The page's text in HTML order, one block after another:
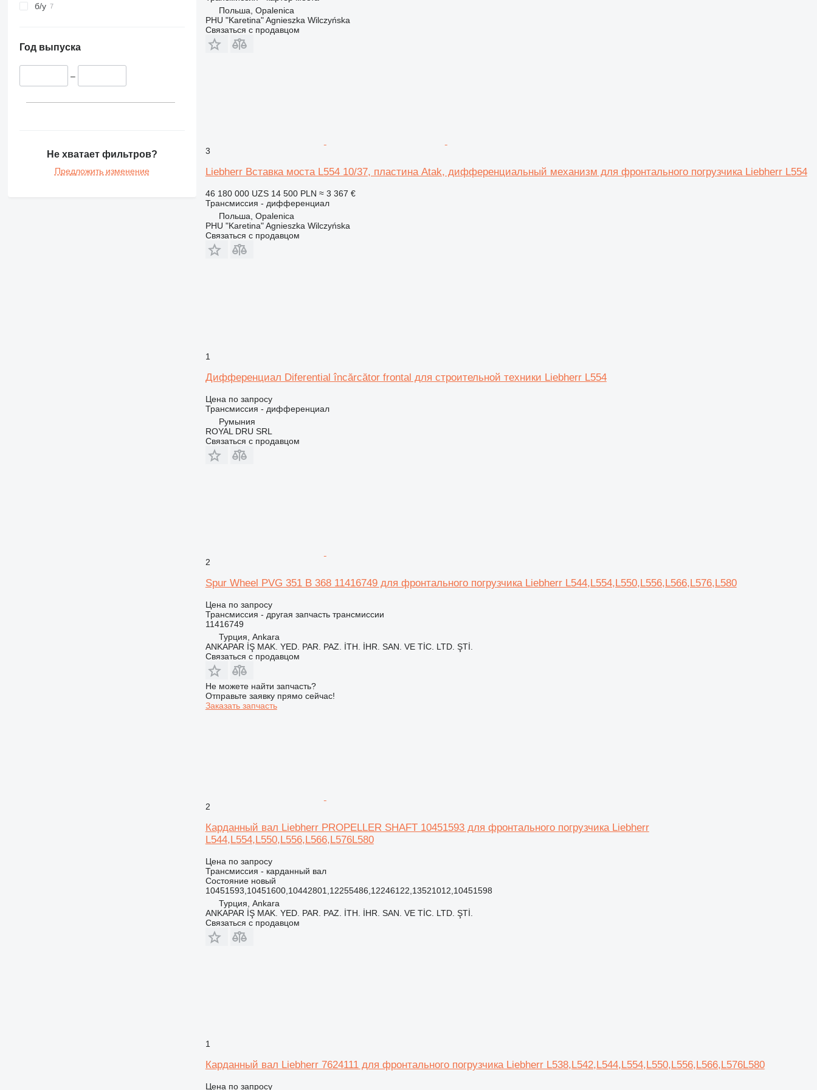
420
426
438
769
816
б/у
Год выпуска
–
Не хватает фильтров?
Предложить изменение
Польша, Opalenica
PHU "Karetina" Agnieszka Wilczyńska
Связаться с продавцом
3
Liebherr Вставка моста L554 10/37, пластина Atak, дифференциальный механизм для фронтального погрузчика Liebherr L554
46 180 000 UZS 14 500 PLN ≈ 3 367 €
Трансмиссия - дифференциал
Польша, Opalenica
PHU "Karetina" Agnieszka Wilczyńska
Связаться с продавцом
1
Дифференциал Diferential încărcător frontal для строительной техники Liebherr L554
Цена по запросу
Трансмиссия - дифференциал
Румыния
ROYAL DRU SRL
Связаться с продавцом
2
Spur Wheel PVG 351 B 368 11416749 для фронтального погрузчика Liebherr L544,L554,L550,L556,L566,L576,L580
Цена по запросу
Трансмиссия - другая запчасть трансмиссии
11416749
Турция, Ankara
ANKAPAR İŞ MAK. YED. PAR. PAZ. İTH. İHR. SAN. VE TİC. LTD. ŞTİ.
Связаться с продавцом
Не можете найти запчасть?
Отправьте заявку прямо сейчас!
Заказать запчасть
2
Карданный вал Liebherr PROPELLER SHAFT 10451593 для фронтального погрузчика Liebherr
L544,L554,L550,L556,L566,L576L580
Цена по запросу
Трансмиссия - карданный вал
Состояниеновый
10451593,10451600,10442801,12255486,12246122,13521012,10451598
Турция, Ankara
ANKAPAR İŞ MAK. YED. PAR. PAZ. İTH. İHR. SAN. VE TİC. LTD. ŞTİ.
Связаться с продавцом
1
Карданный вал Liebherr 7624111 для фронтального погрузчика Liebherr L538,L542,L544,L554,L550,L556,L566,L576L580
Цена по запросу